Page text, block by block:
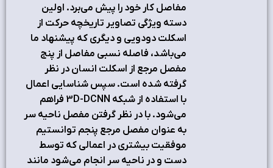
مفاصل کار خود را پیش می‌برد. اولین
دسته ویژگی تصاویر تاریخچه حرکت از
اسکلت دودویی و دیگری که پیشنهاد ما
می‌باشد، فاصله نسبی مفاصل از پنج
مفصل مرجع از اسکلت انسان در نظر
گرفته شده است. سپس شناسایی اعمال
با استفاده از شبکه 3D-DCNN فراهم
می‌شود. با در نظر گرفتن مفصل ناحیه سر
به عنوان مفصل مرجع پنجم توانستیم
موفقیت بیشتری در اعمالی که توسط
دست و در ناحیه سر انجام می‌شود مانند